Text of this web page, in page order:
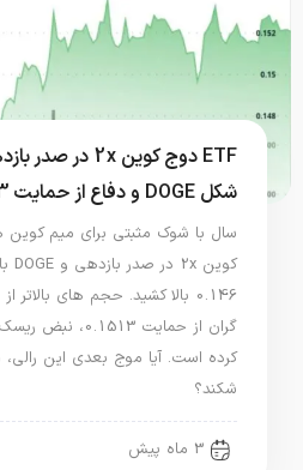
شکل DOGE و دفاع از حمایت 0.1513
0.146 بالا کشید. حجم های
گران از حمایت
شکند؟
3 ماه پیش